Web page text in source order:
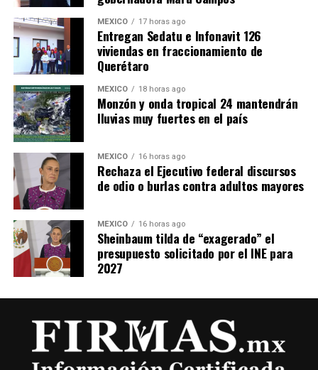
MÉXICO 17 horas ago
Entregan Sedatu e Infonavit 126
viviendas en fraccionamiento de
Querétaro
MÉXICO 18 horas ago
Monzón y onda tropical 24 mantendrán
lluvias muy fuertes en el país
MÉXICO 16 horas ago
Rechaza el Ejecutivo federal discursos
de odio o burlas contra adultos mayores
MÉXICO 16 horas ago
Sheinbaum tilda de “exagerado” el
presupuesto solicitado por el INE para
2027